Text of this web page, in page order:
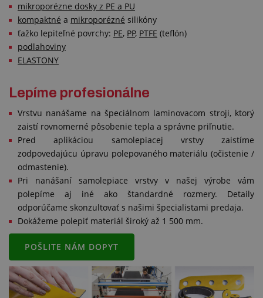
mikroporézne dosky z PE a PU
kompaktné a mikroporézné silikóny
ťažko lepiteľné povrchy: PE, PP, PTFE (teflón)
podlahoviny
ELASTONY
Lepíme profesionálne
Vrstvu nanášame na špeciálnom laminovacom stroji, ktorý
zaistí rovnomerné pôsobenie tepla a správne priľnutie.
Pred aplikáciou samolepiacej vrstvy zaistíme
zodpovedajúcu úpravu polepovaného materiálu (očistenie /
odmastenie).
Pri nanášaní samolepiace vrstvy v našej výrobe vám
polepíme aj iné ako štandardné rozmery. Detaily
odporúčame skonzultovať s našimi špecialistami predaja.
Dokážeme polepiť materiál široký až 1 500 mm.
POŠLITE NÁM DOPYT